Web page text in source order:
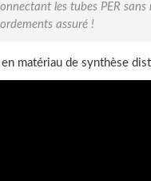
les tubes PER
assuré !
matériau de synthèse